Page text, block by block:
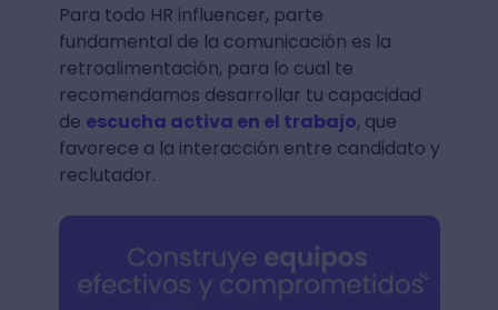
Para todo HR influencer, parte
fundamental de la comunicación es la
retroalimentación, para lo cual te
recomendamos desarrollar tu capacidad
de escucha activa en el trabajo, que
favorece a la interacción entre candidato y
reclutador.